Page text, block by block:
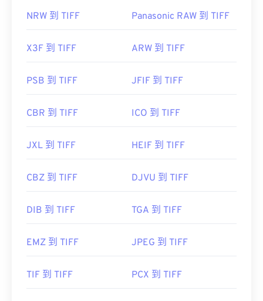
NRW 到 TIFF Panasonic RAW 到 TIFF
X3F 到 TIFF ARW 到 TIFF
PSB 到 TIFF JFIF 到 TIFF
CBR 到 TIFF ICO 到 TIFF
JXL 到 TIFF HEIF 到 TIFF
CBZ 到 TIFF DJVU 到 TIFF
DIB 到 TIFF TGA 到 TIFF
EMZ 到 TIFF JPEG 到 TIFF
TIF 到 TIFF PCX 到 TIFF